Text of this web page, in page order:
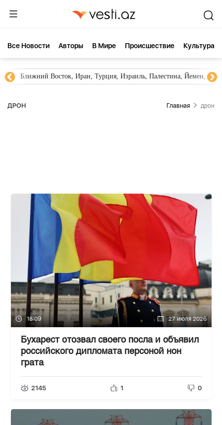
Все Новости Aвторы В Мире Происшествие Культура
Новости Азербайджана Южный Кавказ, Грузия,
ДРОН Главная дрон
18:09 27 июля 2026
Бухарест отозвал своего посла и объявил
российского дипломата персоной нон
грата
2145 1 0